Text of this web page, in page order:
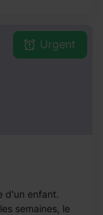
Urgent
d'un enfant.
semaines, le